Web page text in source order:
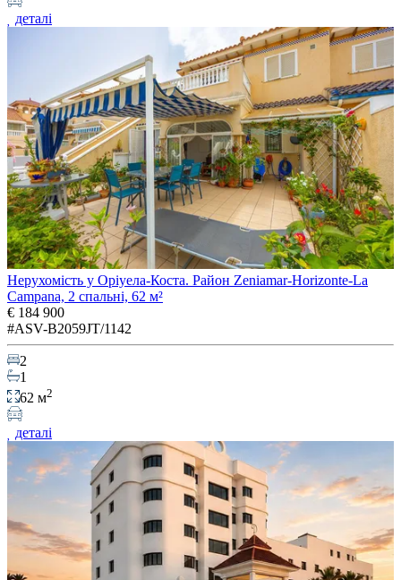
деталі
Нерухомість у Оріуела-Коста. Район Zeniamar-Horizonte-La
Campana, 2 спальні, 62 м²
€ 184 900
#ASV-B2059JT/1142
2
1
62 м2
деталі